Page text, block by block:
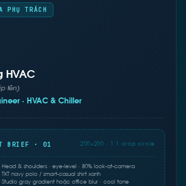
PHỤ TRÁCH
HVAC
tên)
· HVAC & Chiller
BRIEF · 01 200×200 · 1:1 crop circle
Head & shoulders · eye-level · 80% look-at-camera
TKT navy polo / smart-casual shirt xanh
Studio gray gradient hoặc office blur · cool tone